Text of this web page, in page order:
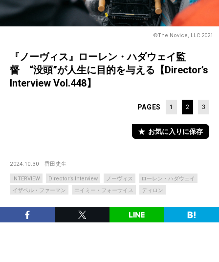
©The Novice, LLC 2021
『ノーヴィス』ローレン・ハダウェイ監
督 “没頭”が人生に目的を与える【Director’s
Interview Vol.448】
PAGES 1 2 3
お気に入りに保存
2024.10.30 香田史生
INTERVIEW Director’s Interview ノーヴィス
ローレン・ハダウェイ
イザベル・ファーマン
エイミー・フォーサイス ディロン